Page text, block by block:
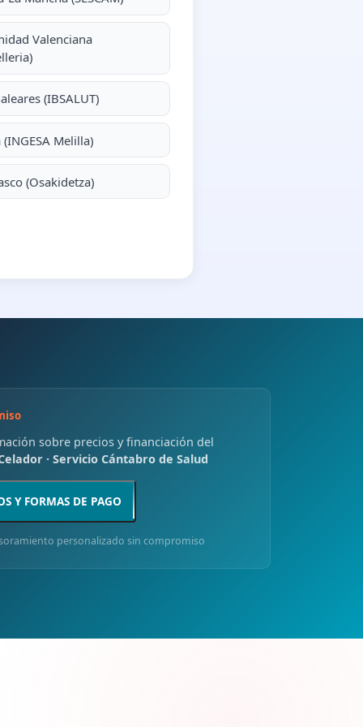
Valenciana
(IBSALUT)
Melilla)
(Osakidetza)
sobre precios y financiación del
· Servicio Cántabro de Salud
Y FORMAS DE PAGO
personalizado sin compromiso